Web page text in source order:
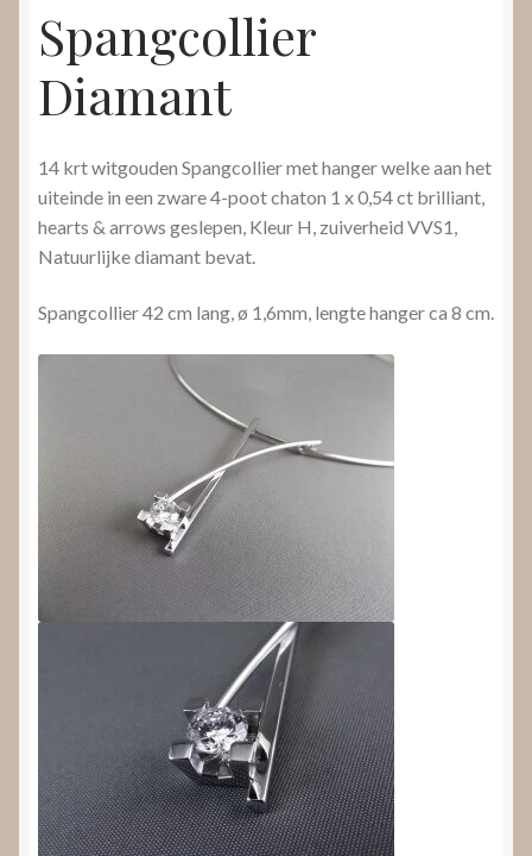
Spangcollier
Diamant
14 krt witgouden Spangcollier met hanger welke aan het
uiteinde in een zware 4-poot chaton 1 x 0,54 ct brilliant,
hearts & arrows geslepen, Kleur H, zuiverheid VVS1,
Natuurlijke diamant bevat.
Spangcollier 42 cm lang, ø 1,6mm, lengte hanger ca 8 cm.